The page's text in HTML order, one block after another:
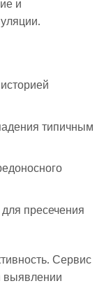
типичным
пресечения
Сервис
выявлении